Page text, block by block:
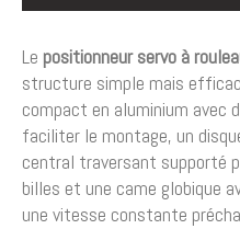
Le positionneur servo à
structure simple mais
compact en aluminium avec
faciliter le montage, un
central traversant supporté
billes et une came globique
une vitesse constante